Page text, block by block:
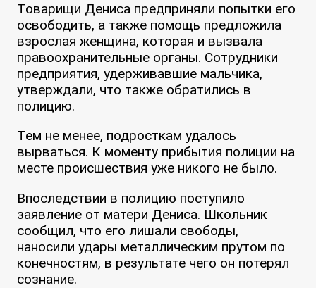
Товарищи Дениса предприняли попытки его
освободить, а также помощь предложила
взрослая женщина, которая и вызвала
правоохранительные органы. Сотрудники
предприятия, удерживавшие мальчика,
утверждали, что также обратились в
полицию.
Тем не менее, подросткам удалось
вырваться. К моменту прибытия полиции на
месте происшествия уже никого не было.
Впоследствии в полицию поступило
заявление от матери Дениса. Школьник
сообщил, что его лишали свободы,
наносили удары металлическим прутом по
конечностям, в результате чего он потерял
сознание.